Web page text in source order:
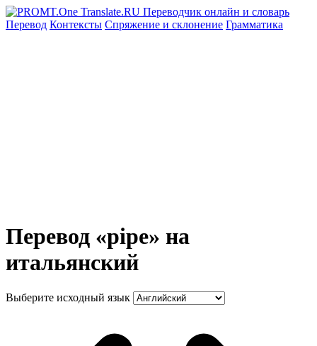
Перевод Контексты Спряжение и склонение Грамматика
Перевод «pipe» на
итальянский
Выберите исходный язык